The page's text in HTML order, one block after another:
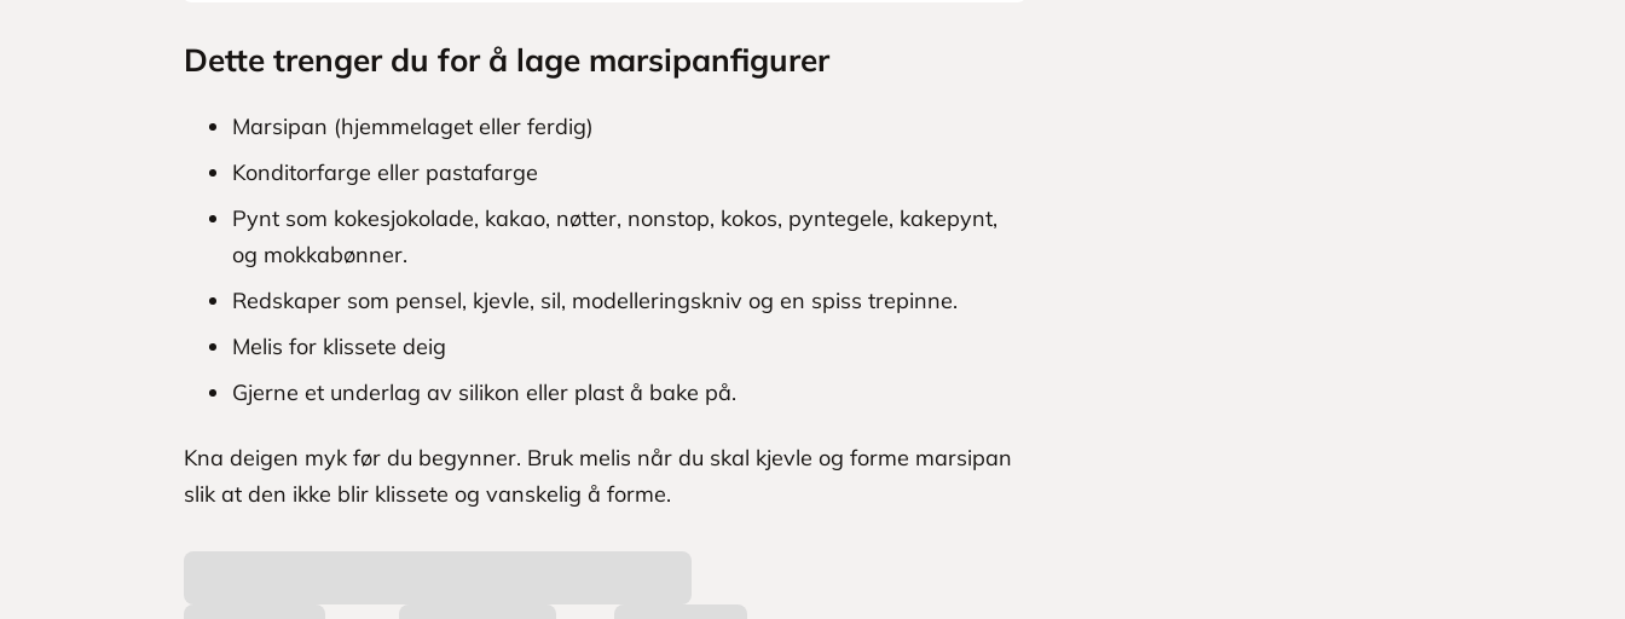
Dette trenger du for å lage marsipanfigurer
Marsipan (hjemmelaget eller ferdig)
Konditorfarge eller pastafarge
Pynt som kokesjokolade, kakao, nøtter, nonstop, kokos, pyntegele, kakepynt,
og mokkabønner.
Redskaper som pensel, kjevle, sil, modelleringskniv og en spiss trepinne.
Melis for klissete deig
Gjerne et underlag av silikon eller plast å bake på.
Kna deigen myk før du begynner. Bruk melis når du skal kjevle og forme marsipan
slik at den ikke blir klissete og vanskelig å forme.
a